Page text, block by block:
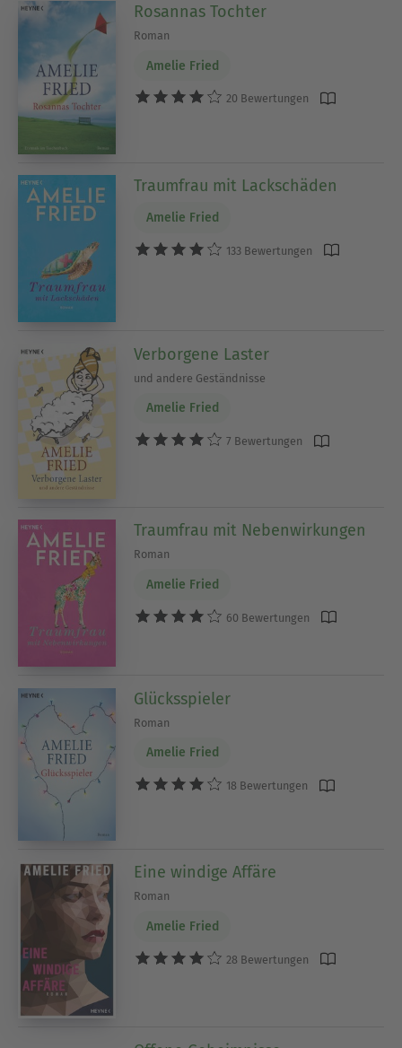
Rosannas Tochter
Roman
Amelie Fried
20 Bewertungen
Traumfrau mit Lackschäden
Amelie Fried
133 Bewertungen
Verborgene Laster
und andere Geständnisse
Amelie Fried
7 Bewertungen
Traumfrau mit Nebenwirkungen
Roman
Amelie Fried
60 Bewertungen
Glücksspieler
Roman
Amelie Fried
18 Bewertungen
Eine windige Affäre
Roman
Amelie Fried
28 Bewertungen